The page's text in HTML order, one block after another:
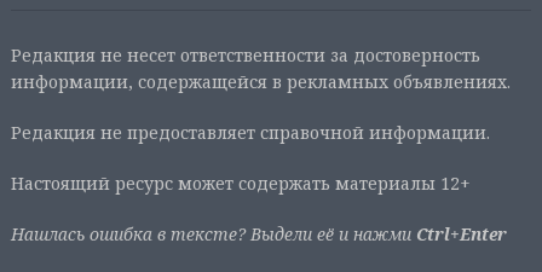
Редакция не несет ответственности за достоверность
информации, содержащейся в рекламных объявлениях.
Редакция не предоставляет справочной информации.
Настоящий ресурс может содержать материалы 12+
Нашлась ошибка в тексте? Выдели её и нажми Ctrl+Enter